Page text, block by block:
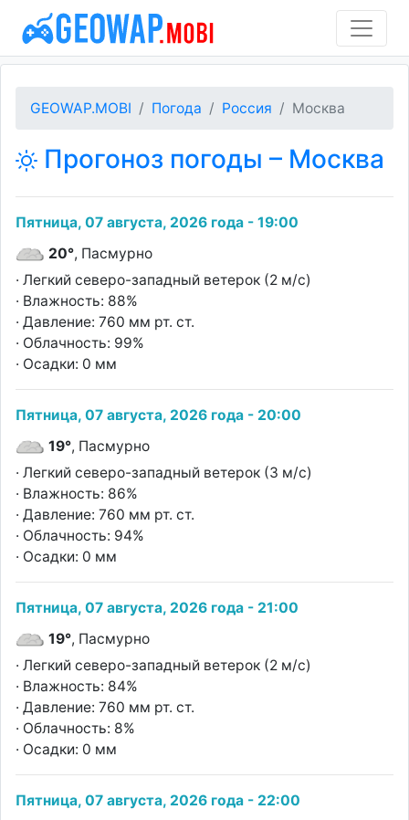
GEOWAP.MOBI Погода Россия Москва
Прогоноз погоды – Москва
Пятница, 07 августа, 2026 года - 19:00
20°, Пасмурно
· Легкий северо-западный ветерок (2 м/с)
· Влажность: 88%
· Давление: 760 мм рт. ст.
· Облачность: 99%
· Осадки: 0 мм
Пятница, 07 августа, 2026 года - 20:00
19°, Пасмурно
· Легкий северо-западный ветерок (3 м/с)
· Влажность: 86%
· Давление: 760 мм рт. ст.
· Облачность: 94%
· Осадки: 0 мм
Пятница, 07 августа, 2026 года - 21:00
19°, Пасмурно
· Легкий северо-западный ветерок (2 м/с)
· Влажность: 84%
· Давление: 760 мм рт. ст.
· Облачность: 8%
· Осадки: 0 мм
Пятница, 07 августа, 2026 года - 22:00